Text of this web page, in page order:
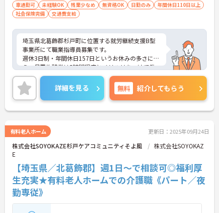
車通勤可 未経験OK 残業少なめ 無資格OK 日勤のみ
年間休日110日以上
社会保険完備
交通費支給
埼玉県北葛飾郡杉戸町に位置する就労継続支援B型
事業所にて職業指導員募集です。
週休3日制・年間休日157日というお休みの多さに加
え、月平均残業は5時間程度とメリハリをつけて働
ける環境です。
ご興味のある方には、面接対策ポイントなど、さら
に詳細をお話いたしますので、お気軽にご相談くだ
さい。
詳細を見る 無料 紹介してもらう
有料老人ホーム 更新日：2025年09月24日
株式会社SOYOKAZE杉戸ケアコミュニティそよ風
株式会社SOYOKAZ
E
【埼玉県／北葛飾郡】週1日～で相談可◎福利厚
生充実★有料老人ホームでの介護職《パート／夜
勤専従》